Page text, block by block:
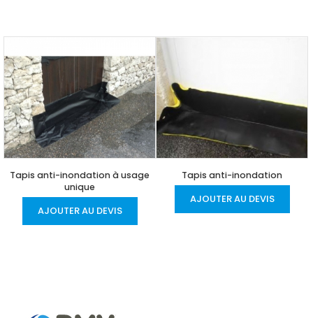
Tapis anti-inondation à usage
unique
AJOUTER AU DEVIS
Tapis anti-inondation
AJOUTER AU DEVIS